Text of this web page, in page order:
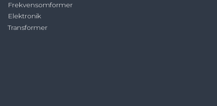
Frekvensomformer
Elektronik
Transformer